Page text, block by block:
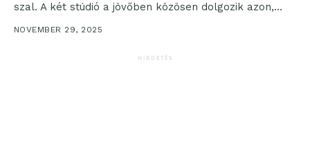
szal. A két stúdió a jövőben közösen dolgozik azon,
NOVEMBER 29, 2025
HIRDETÉS